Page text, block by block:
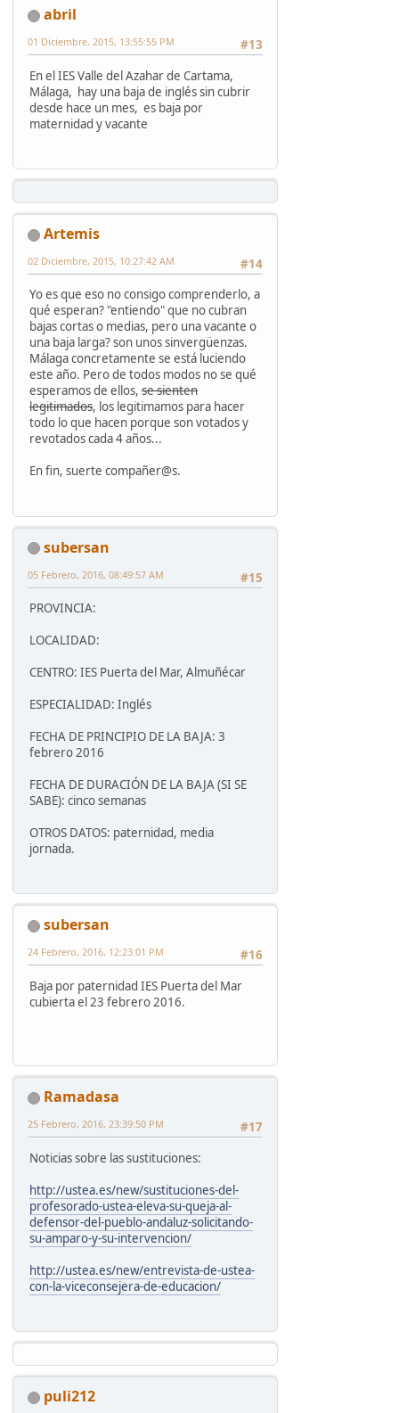
abril
#13
01 Diciembre, 2015, 13:55:55 PM
En el IES Valle del Azahar de Cartama,
Málaga, hay una baja de inglés sin cubrir
desde hace un mes, es baja por
maternidad y vacante
Artemis
#14
02 Diciembre, 2015, 10:27:42 AM
Yo es que eso no consigo comprenderlo, a
qué esperan? "entiendo" que no cubran
bajas cortas o medias, pero una vacante o
una baja larga? son unos sinvergüenzas.
Málaga concretamente se está luciendo
este año. Pero de todos modos no se qué
esperamos de ellos, se sienten
legitimados, los legitimamos para hacer
todo lo que hacen porque son votados y
revotados cada 4 años...
En fin, suerte compañer@s.
subersan
#15
05 Febrero, 2016, 08:49:57 AM
PROVINCIA:
LOCALIDAD:
CENTRO: IES Puerta del Mar, Almuñécar
ESPECIALIDAD: Inglés
FECHA DE PRINCIPIO DE LA BAJA: 3
febrero 2016
FECHA DE DURACIÓN DE LA BAJA (SI SE
SABE): cinco semanas
OTROS DATOS: paternidad, media
jornada.
subersan
#16
24 Febrero, 2016, 12:23:01 PM
Baja por paternidad IES Puerta del Mar
cubierta el 23 febrero 2016.
Ramadasa
#17
25 Febrero, 2016, 23:39:50 PM
Noticias sobre las sustituciones:
http://ustea.es/new/sustituciones-del-
profesorado-ustea-eleva-su-queja-al-
defensor-del-pueblo-andaluz-solicitando-
su-amparo-y-su-intervencion/
http://ustea.es/new/entrevista-de-ustea-
con-la-viceconsejera-de-educacion/
puli212